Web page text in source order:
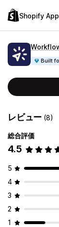
Shopify
Built
レビュー (8)
総合評価
4.5
5
4
3
2
1